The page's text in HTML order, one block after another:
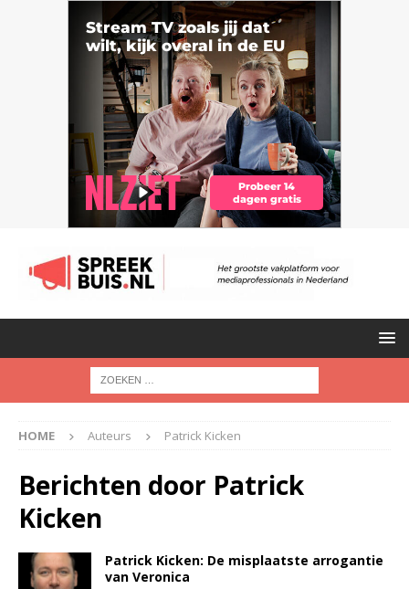
HOME Auteurs Patrick Kicken
Berichten door Patrick
Kicken
Patrick Kicken: De misplaatste arrogantie
van Veronica